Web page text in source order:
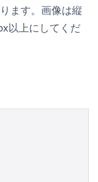
ます。画像は縦
以上にしてくだ